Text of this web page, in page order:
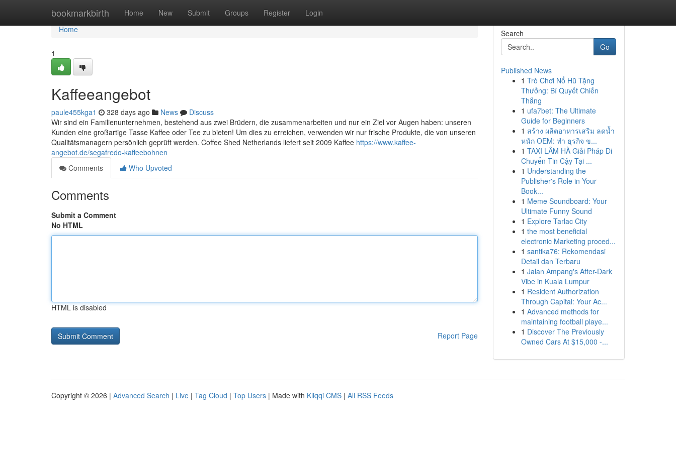
bookmarkbirth Home New Submit Groups Register Login
Home
Home
1
Kaffeeangebot
paule455kga1 328 days ago News
Discuss
Wir sind ein Familienunternehmen, bestehend aus zwei Brüdern, die zusammenarbeiten und nur ein Ziel vor Augen haben: unseren
Kunden eine großartige Tasse Kaffee oder Tee zu bieten! Um dies zu erreichen, verwenden wir nur frische Produkte, die von unseren
Qualitätsmanagern persönlich geprüft werden. Coffee Shed Netherlands liefert seit 2009 Kaffee https://www.kaffee-
angebot.de/segafredo-kaffeebohnen
Comments
Who Upvoted
Comments
Submit a Comment
No HTML
HTML is disabled
Report Page
Search
Go
Published News
1 Trò Chơi Nổ Hũ Tặng
Thưởng: Bí Quyết Chiến
Thắng
1 ufa7bet: The Ultimate
Guide for Beginners
1 สร้าง ผลิตอาหารเสริม ลดน้ำ
หนัก OEM: ทำ ธุรกิจ ข...
1 TAXI LÂM HÀ Giải Pháp Di
Chuyển Tin Cậy Tại ...
1 Understanding the
Publisher's Role in Your
Book...
1 Meme Soundboard: Your
Ultimate Funny Sound
1 Explore Tarlac City
1 the most beneficial
electronic Marketing proced...
1 santika76: Rekomendasi
Detail dan Terbaru
1 Jalan Ampang's After-Dark
Vibe in Kuala Lumpur
1 Resident Authorization
Through Capital: Your Ac...
1 Advanced methods for
maintaining football playe...
1 Discover The Previously
Owned Cars At $15,000 -...
Copyright © 2026 | Advanced Search | Live | Tag Cloud | Top Users | Made with Kliqqi CMS | All RSS Feeds